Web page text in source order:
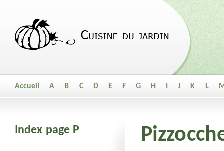
Accueil A B C D E F G H J K L
Index page P